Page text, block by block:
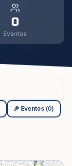
0
Eventos
🎉 Eventos (0)